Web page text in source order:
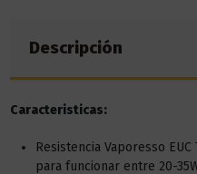
Descripción
Caracteristicas:
Resistencia Vaporesso
para funcionar entre 20-